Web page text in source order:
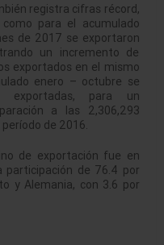
registra cifras récord,
para el acumulado
de 2017 se exportaron
un incremento de
exportados en el mismo
enero – octubre se
exportadas, para un
a las 2,306,293
de 2016.
de exportación fue en
participación de 76.4 por
y Alemania, con 3.6 por